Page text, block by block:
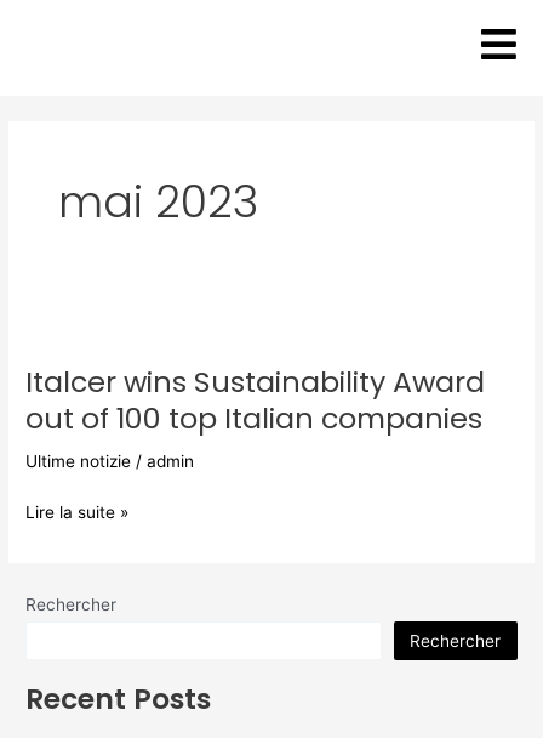
mai 2023
Italcer wins Sustainability Award
out of 100 top Italian companies
Ultime notizie /admin
Sustainability
out
of
top
Lire la suite »
Rechercher
Rechercher
Recent Posts